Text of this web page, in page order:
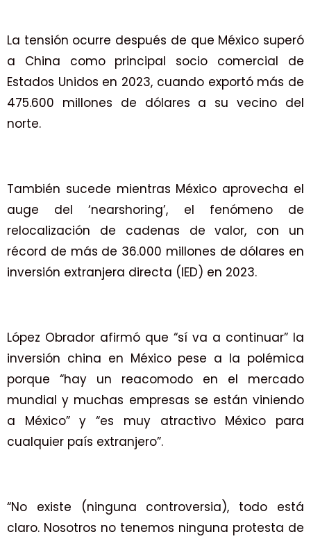
La tensión ocurre después de que México superó
a China como principal socio comercial de
Estados Unidos en 2023, cuando exportó más de
475.600 millones de dólares a su vecino del
norte.
También sucede mientras México aprovecha el
auge del ‘nearshoring’, el fenómeno de
relocalización de cadenas de valor, con un
récord de más de 36.000 millones de dólares en
inversión extranjera directa (IED) en 2023.
López Obrador afirmó que “sí va a continuar” la
inversión china en México pese a la polémica
porque “hay un reacomodo en el mercado
mundial y muchas empresas se están viniendo
a México” y “es muy atractivo México para
cualquier país extranjero”.
“No existe (ninguna controversia), todo está
claro. Nosotros no tenemos ninguna protesta de